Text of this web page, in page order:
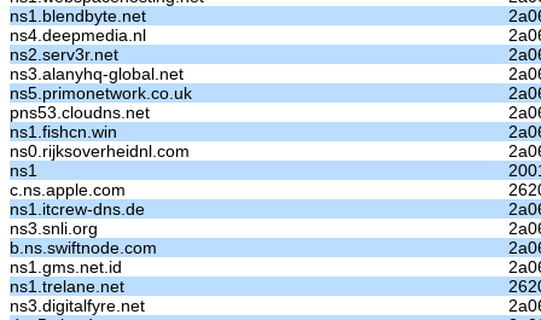
ns1.blendbyte.net
ns4.deepmedia.nl
ns2.serv3r.net
ns3.alanyhq-global.net
ns5.primonetwork.co.uk
pns53.cloudns.net
ns1.fishcn.win
ns0.rijksoverheidnl.com
ns1
c.ns.apple.com
ns1.itcrew-dns.de
ns3.snli.org
b.ns.swiftnode.com
ns1.gms.net.id
ns1.trelane.net
ns3.digitalfyre.net